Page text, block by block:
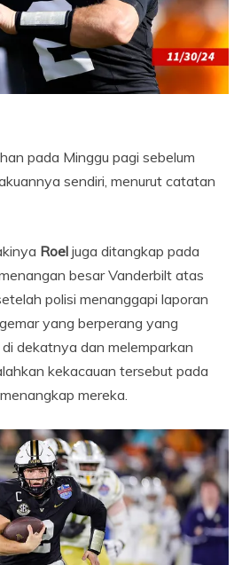
pada Minggu pagi sebelum
sendiri, menurut catatan
Roel juga ditangkap pada
besar Vanderbilt atas
polisi menanggapi laporan
yang berperang yang
dekatnya dan melemparkan
kekacauan tersebut pada
mereka.